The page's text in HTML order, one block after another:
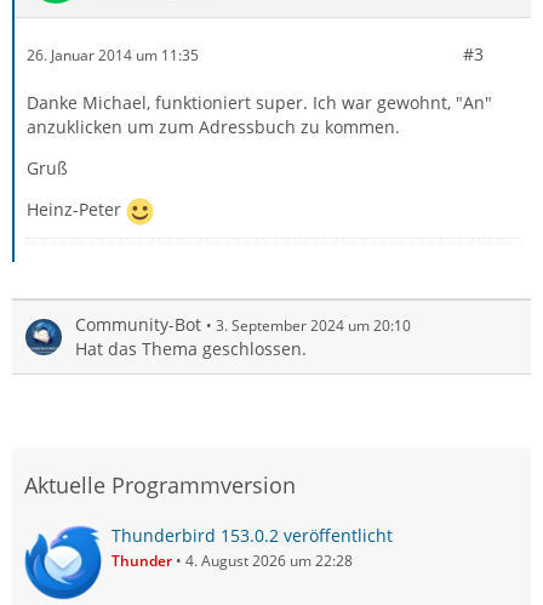
26. Januar 2014 um 11:35 #3
Danke Michael, funktioniert super. Ich war gewohnt, "An"
anzuklicken um zum Adressbuch zu kommen.
Gruß
Heinz-Peter
Community-Bot 3. September 2024 um 20:10
Hat das Thema geschlossen.
Aktuelle Programmversion
Thunderbird 153.0.2 veröffentlicht
Thunder 4. August 2026 um 22:28